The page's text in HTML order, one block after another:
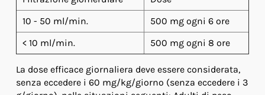
10 - 50 ml/min.
500 mg ogni 6 ore
< 10 ml/min.
500 mg ogni 8 ore
La dose efficace giornaliera deve essere considerata,
senza eccedere i 60 mg/kg/giorno (senza eccedere i 3